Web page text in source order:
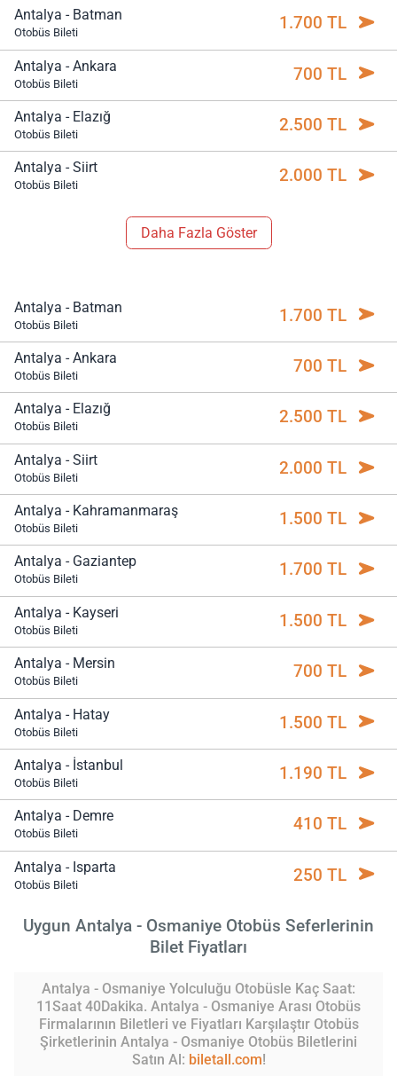
Antalya - Batman
Otobüs Bileti 1.700 TL
Antalya - Ankara
Otobüs Bileti 700 TL
Antalya - Elazığ
Otobüs Bileti 2.500 TL
Antalya - Siirt
Otobüs Bileti 2.000 TL
Daha Fazla Göster
Antalya - Batman
Otobüs Bileti 1.700 TL
Antalya - Ankara
Otobüs Bileti 700 TL
Antalya - Elazığ
Otobüs Bileti 2.500 TL
Antalya - Siirt
Otobüs Bileti 2.000 TL
Antalya - Kahramanmaraş
Otobüs Bileti 1.500 TL
Antalya - Gaziantep
Otobüs Bileti 1.700 TL
Antalya - Kayseri
Otobüs Bileti 1.500 TL
Antalya - Mersin
Otobüs Bileti 700 TL
Antalya - Hatay
Otobüs Bileti 1.500 TL
Antalya - İstanbul
Otobüs Bileti 1.190 TL
Antalya - Demre
Otobüs Bileti 410 TL
Antalya - Isparta
Otobüs Bileti 250 TL
Uygun Antalya - Osmaniye Otobüs Seferlerinin
Bilet Fiyatları
Antalya - Osmaniye Yolculuğu Otobüsle Kaç Saat:
11Saat 40Dakika. Antalya - Osmaniye Arası Otobüs
Firmalarının Biletleri ve Fiyatları Karşılaştır Otobüs
Şirketlerinin Antalya - Osmaniye Otobüs Biletlerini
Satın Al: biletall.com!